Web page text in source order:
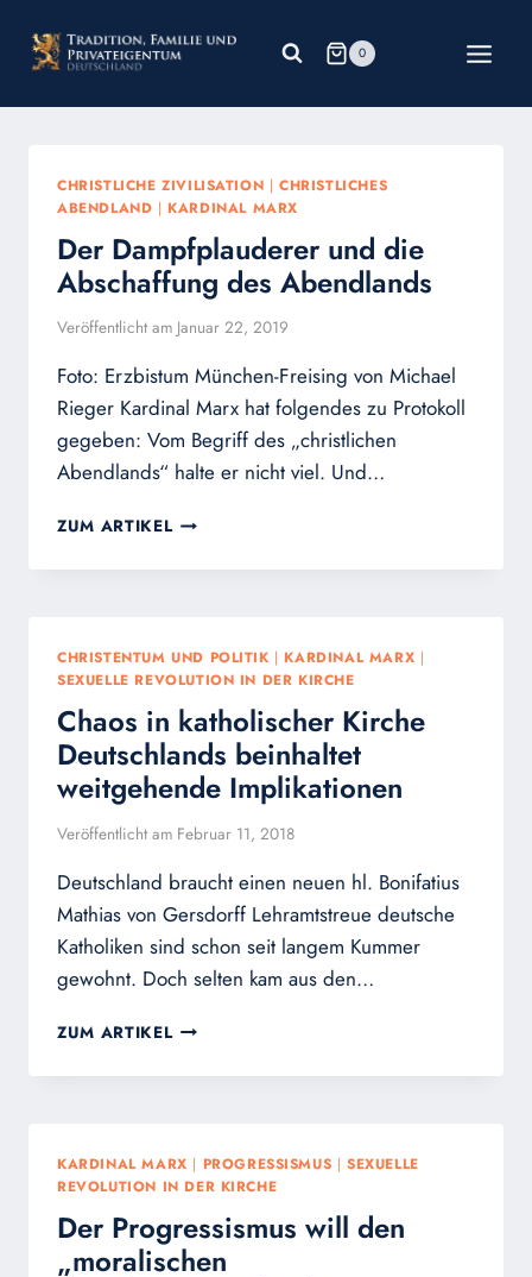
Inhalt
springen
0
CHRISTLICHE ZIVILISATION |CHRISTLICHES
ABENDLAND | KARDINAL MARX
Der Dampfplauderer und die
Abschaffung des Abendlands
Veröffentlicht am Januar 22, 2019
Foto: Erzbistum München-Freising von Michael
Rieger Kardinal Marx hat folgendes zu Protokoll
gegeben: Vom Begriff des „christlichen
Abendlands“ halte er nicht viel. Und…
ZUM ARTIKEL DER
UND
ABENDLANDS
CHRISTENTUM UND POLITIK | KARDINAL MARX |
SEXUELLE REVOLUTION IN DER KIRCHE
Chaos in katholischer Kirche
Deutschlands beinhaltet
weitgehende Implikationen
Veröffentlicht am Februar 11, 2018
Deutschland braucht einen neuen hl. Bonifatius
Mathias von Gersdorff Lehramtstreue deutsche
Katholiken sind schon seit langem Kummer
gewohnt. Doch selten kam aus den…
ZUM ARTIKEL CHAOS
KATHOLISCHER
WEITGEHENDE
IMPLIKATIONEN
KARDINAL MARX | PROGRESSISMUS |SEXUELLE
REVOLUTION IN DER KIRCHE
Der Progressismus will den
„moralischen